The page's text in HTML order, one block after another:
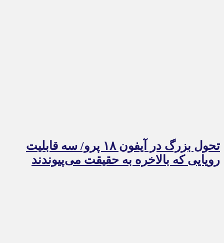
تحول بزرگ در آیفون ۱۸ پرو/ سه قابلیت
رویایی که بالاخره به حقیقت می‌پیوندند